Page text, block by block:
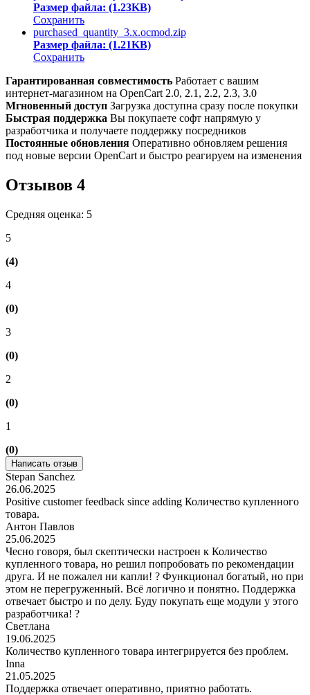
Размер файла: (1.23KB)
Сохранить
purchased_quantity_3.x.ocmod.zip
Размер файла: (1.21KB)
Сохранить
Гарантированная совместимость Работает с вашим
интернет-магазином на OpenCart 2.0, 2.1, 2.2, 2.3, 3.0
Мгновенный доступ Загрузка доступна сразу после покупки
Быстрая поддержка Вы покупаете софт напрямую у
разработчика и получаете поддержку посредников
Постоянные обновления Оперативно обновляем решения
под новые версии OpenCart и быстро реагируем на изменения
Отзывов 4
Средняя оценка: 5
5
(4)
4
(0)
3
(0)
2
(0)
1
(0)
Написать отзыв
Stepan Sanchez
26.06.2025
Positive customer feedback since adding Количество купленного
товара.
Антон Павлов
25.06.2025
Чесно говоря, был скептически настроен к Количество
купленного товара, но решил попробовать по рекомендации
друга. И не пожалел ни капли! ? Функционал богатый, но при
этом не перегруженный. Всё логично и понятно. Поддержка
отвечает быстро и по делу. Буду покупать еще модули у этого
разработчика! ?
Светлана
19.06.2025
Количество купленного товара интегрируется без проблем.
Inna
21.05.2025
Поддержка отвечает оперативно, приятно работать.